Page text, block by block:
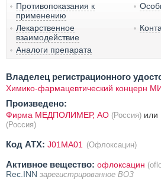
Противопоказания к
применению
Лекарственное
взаимодействие
Аналоги препарата
Владелец регистрационного
Химико-фармацевтический концерн
Произведено:
Фирма МЕДПОЛИМЕР, АО (Россия) или
(Россия)
Код ATX: J01MA01 (Офлоксацин)
Активное вещество: офлоксацин
Rec.INN зарегистрированное ВОЗ